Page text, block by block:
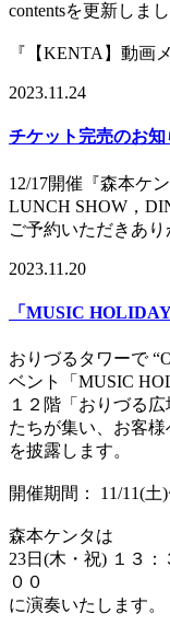
contentsを更新しまし
『【KENTA】動画
2023.11.24
チケット完売のお知
12/17開催『森本ケン
LUNCH SHOW，
ご予約いただきあり
2023.11.20
「MUSIC
おりづるタワーで
ベント「MUSIC
１２階「おりづる
たちが集い、お客様
を披露します。
開催期間： 11/11(土
森本ケンタは
23日(木・祝) １３：
００
に演奏いたします。